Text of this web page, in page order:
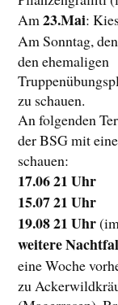
Am23.Mai:
Am Sonntag, den
den ehemaligen
zu schauen.
An folgenden
der BSG mit
schauen:
17.06 21 Uhr
15.07 21 Uhr
19.08 21 Uhr
weitere
eine Woche
zu